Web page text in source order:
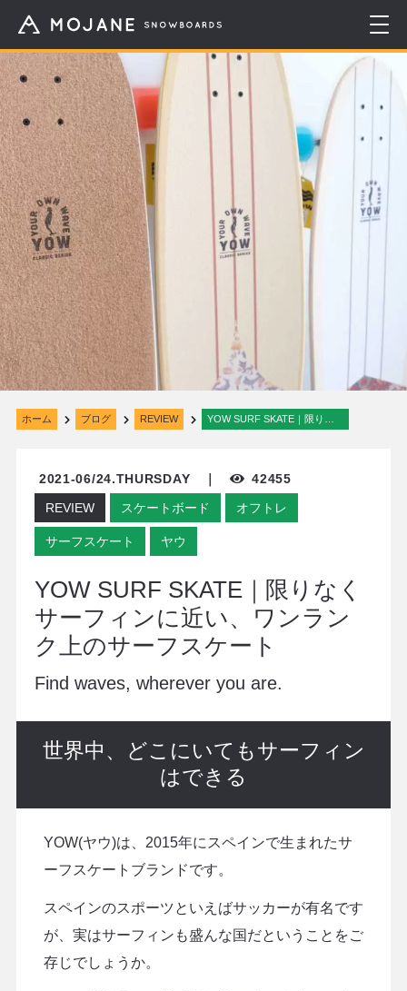
ホーム ブログ REVIEW
2021-06/24.THURSDAY ｜ 42455
REVIEW スケートボード オフトレ
サーフスケート ヤウ
YOW SURF SKATE｜限りなく
サーフィンに近い、ワンラン
ク上のサーフスケート
Find waves, wherever you are.
世界中、どこにいてもサーフィン
はできる
YOW(ヤウ)は、2015年にスペインで生まれたサ
ーフスケートブランドです。
スペインのスポーツといえばサッカーが有名です
が、実はサーフィンも盛んな国だということをご
存じでしょうか。